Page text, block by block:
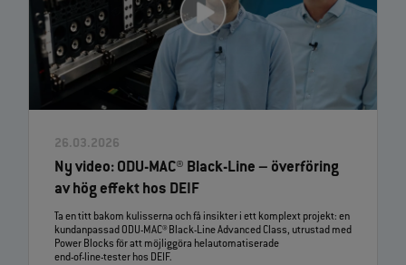
26.03.2026
Ny video: ODU‑MAC® Black‑Line – överföring
av hög effekt hos DEIF
Ta en titt bakom kulisserna och få insikter i ett komplext projekt: en
kundanpassad ODU‑MAC® Black‑Line Advanced Class, utrustad med
Power Blocks för att möjliggöra helautomatiserade
end‑of‑line‑tester hos DEIF.